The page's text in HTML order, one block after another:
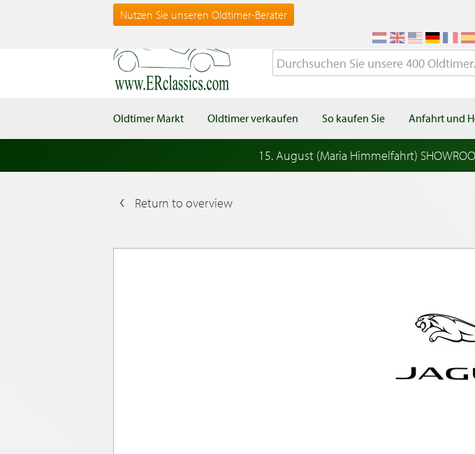
Nutzen Sie unseren Oldtimer-Berater
Oldtimer Markt Oldtimer verkaufen So kaufen Sie Anfahrt und
15. August (Maria Himmelfahrt)
Return to overview